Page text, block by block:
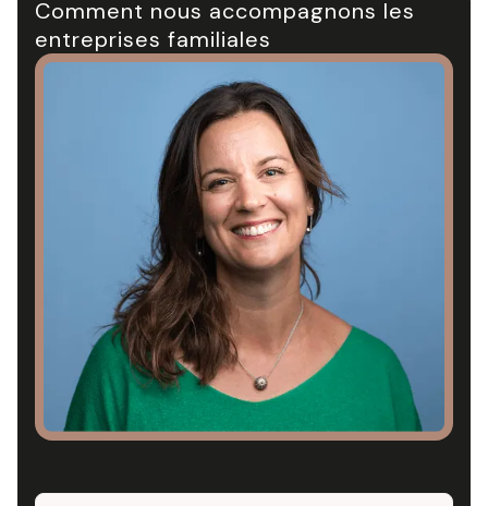
Comment nous accompagnons les
entreprises familiales